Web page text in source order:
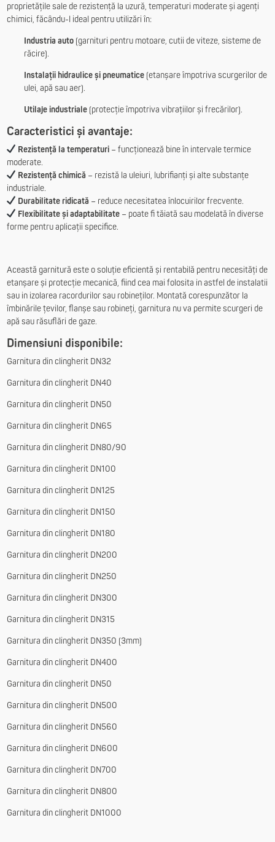
proprietățile sale de rezistență la uzură, temperaturi moderate și agenți
chimici, făcându-l ideal pentru utilizări în:
Industria auto(garnituri pentru motoare, cutii de viteze, sisteme de
răcire).
Instalații hidraulice și pneumatice(etanșare împotriva scurgerilor de
ulei, apă sau aer).
Utilaje industriale(protecție împotriva vibrațiilor și frecărilor).
Caracteristici și avantaje:
Rezistență la temperaturi – funcționează bine în intervale termice
moderate.
Rezistență chimică – rezistă la uleiuri, lubrifianți și alte substanțe
industriale.
Durabilitate ridicată – reduce necesitatea înlocuirilor frecvente.
Flexibilitate și adaptabilitate – poate fi tăiată sau modelată în diverse
forme pentru aplicații specifice.
Această garnitură este o soluție eficientă și rentabilă pentru necesități de
etanșare și protecție mecanică, fiind cea mai folosita in astfel de instalatii
sau in izolarea racordurilor sau robineților. Montată corespunzător la
îmbinările țevilor, flanșe sau robineți, garnitura nu va permite scurgeri de
apă sau răsuflări de gaze.
Dimensiuni disponibile:
Garnitura din clingherit DN32
Garnitura din clingherit DN40
Garnitura din clingherit DN50
Garnitura din clingherit DN65
Garnitura din clingherit DN80/90
Garnitura din clingherit DN100
Garnitura din clingherit DN125
Garnitura din clingherit DN150
Garnitura din clingherit DN180
Garnitura din clingherit DN200
Garnitura din clingherit DN250
Garnitura din clingherit DN300
Garnitura din clingherit DN315
Garnitura din clingherit DN350 (3mm)
Garnitura din clingherit DN400
Garnitura din clingherit DN50
Garnitura din clingherit DN500
Garnitura din clingherit DN560
Garnitura din clingherit DN600
Garnitura din clingherit DN700
Garnitura din clingherit DN800
Garnitura din clingherit DN1000